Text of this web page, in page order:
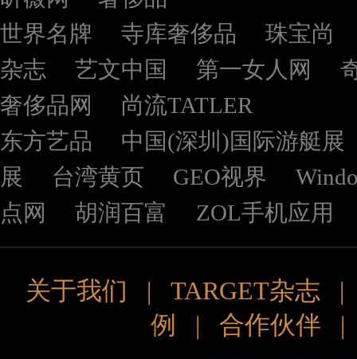
世界名牌
寺库奢侈品
珠宝尚
杂志
艺文中国 第一女人网
奢侈品网
尚流TATLER
东方艺品
中国(深圳)国际游艇展
展
台湾黄页 GEO视界
点网
胡润百富 ZOL手机应用
关于我们 | TARGET杂志
例
| 合作伙伴